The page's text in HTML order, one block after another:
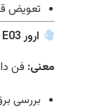
تعویض
ارور E03 یخچال آرچلیک – خرابی فن
معنی: فن
بررسی